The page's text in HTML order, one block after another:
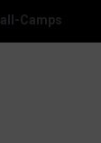
Camps